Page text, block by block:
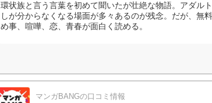
環状族と言う言葉を初めて聞いたが壮絶な物語。アダル
しが分からなくなる場面が多々あるのが残念。だが、無
め事、喧嘩、恋、青春が面白く読める。
マンガBANGの口コミ情報